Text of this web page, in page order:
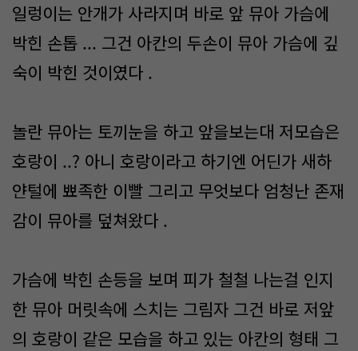
일렁이는 안개가 사라지며 바로 앞 뮤아 가슴에
박힌 손톱 ... 그건 아칸의 두손이 뮤아 가슴에 깊
숙이 박힌 것이였다 .
놀란 뮤아는 토끼눈을 하고 앞을보는대 저모습은
호랑이 ..? 아니 호랑이라고 하기엔 어딘가 새하
얀털에 뾰족한 이빨 그리고 무엇보다 엄청난 존재
감이 뮤아를 덮쳐왔다 .
가슴에 박힌 손등을 보며 피가 철철 나는걸 인지
한 뮤아 머릿속에 스치는 그림자 그건 바로 저앞
의 호랑이 같은 모습을 하고 있는 아칸의 형태 그